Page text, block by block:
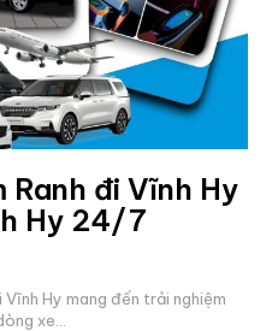
Ranh đi Vĩnh Hy
Hy 24/7
Hy mang đến trải nghiệm
xe...